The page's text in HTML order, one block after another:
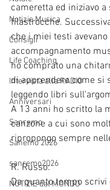
Notizie Musica
Consigli
Life Coaching
Intervista alla RADIO
Anniversari
Sanremo
Sanemo 2026
sanremo2026
NOTIZIE dal MONDO
cameretta ed iniziavo
filastrocche.
che i miei testi
accompagnamento
ho comprato una
di apprendere come si
leggendo libri
A 13 anni ho scritto la
canzone a cui sono
ripropongo sempre
R. Russo:
Da quanto tempo scrivi